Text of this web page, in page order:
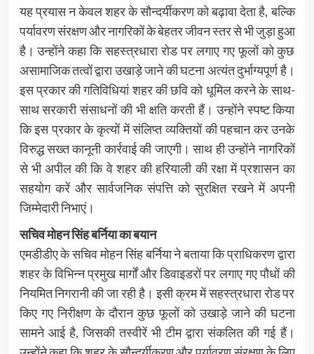
यह प्रयास न केवल शहर के सौन्दर्यीकरण को बढ़ावा देता है, बल्कि
पर्यावरण संरक्षण और नागरिकों के बेहतर जीवन स्तर से भी जुड़ा हुआ
है। उन्होंने कहा कि सहस्त्रधारा रोड पर लगाए गए फूलों को कुछ
असामाजिक तत्वों द्वारा उखाड़े जाने की घटना अत्यंत दुर्भाग्यपूर्ण है।
इस प्रकार की गतिविधियां शहर की छवि को धूमिल करने के साथ-
साथ सरकारी संसाधनों की भी क्षति करती हैं। उन्होंने स्पष्ट किया
कि इस प्रकार के कृत्यों में संलिप्त व्यक्तियों की पहचान कर उनके
विरुद्ध सख्त कानूनी कार्रवाई की जाएगी। साथ ही उन्होंने नागरिकों
से भी अपील की कि वे शहर की हरियाली की रक्षा में प्रशासन का
सहयोग करें और सार्वजनिक संपत्ति को सुरक्षित रखने में अपनी
जिम्मेदारी निभाएं।
सचिव मोहन सिंह बर्निया का बयान
एमडीडीए के सचिव मोहन सिंह बर्निया ने बताया कि प्राधिकरण द्वारा
शहर के विभिन्न प्रमुख मार्गों और डिवाइडरों पर लगाए गए पौधों की
नियमित निगरानी की जा रही है। इसी क्रम में सहस्त्रधारा रोड पर
किए गए निरीक्षण के दौरान कुछ फूलों को उखाड़े जाने की घटना
सामने आई है, जिसकी तस्वीरें भी टीम द्वारा संकलित की गई हैं।